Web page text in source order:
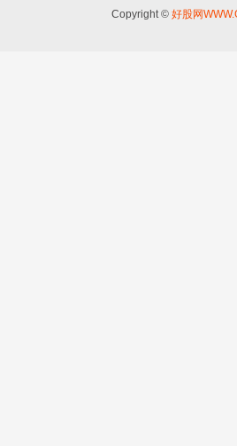
Copyright © 好股网